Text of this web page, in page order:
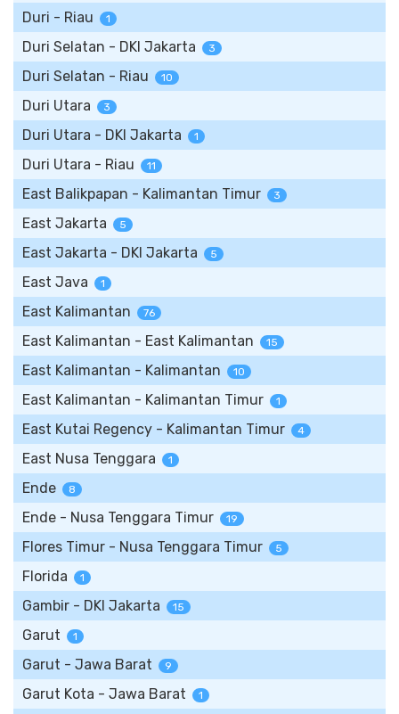
Duri - Riau 1
Duri Selatan - DKI Jakarta 3
Duri Selatan - Riau 10
Duri Utara 3
Duri Utara - DKI Jakarta 1
Duri Utara - Riau 11
East Balikpapan - Kalimantan Timur 3
East Jakarta 5
East Jakarta - DKI Jakarta 5
East Java 1
East Kalimantan 76
East Kalimantan - East Kalimantan 15
East Kalimantan - Kalimantan 10
East Kalimantan - Kalimantan Timur 1
East Kutai Regency - Kalimantan Timur 4
East Nusa Tenggara 1
Ende 8
Ende - Nusa Tenggara Timur 19
Flores Timur - Nusa Tenggara Timur 5
Florida 1
Gambir - DKI Jakarta 15
Garut 1
Garut - Jawa Barat 9
Garut Kota - Jawa Barat 1